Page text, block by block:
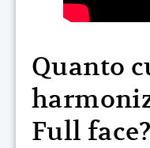
Quanto
Full face?